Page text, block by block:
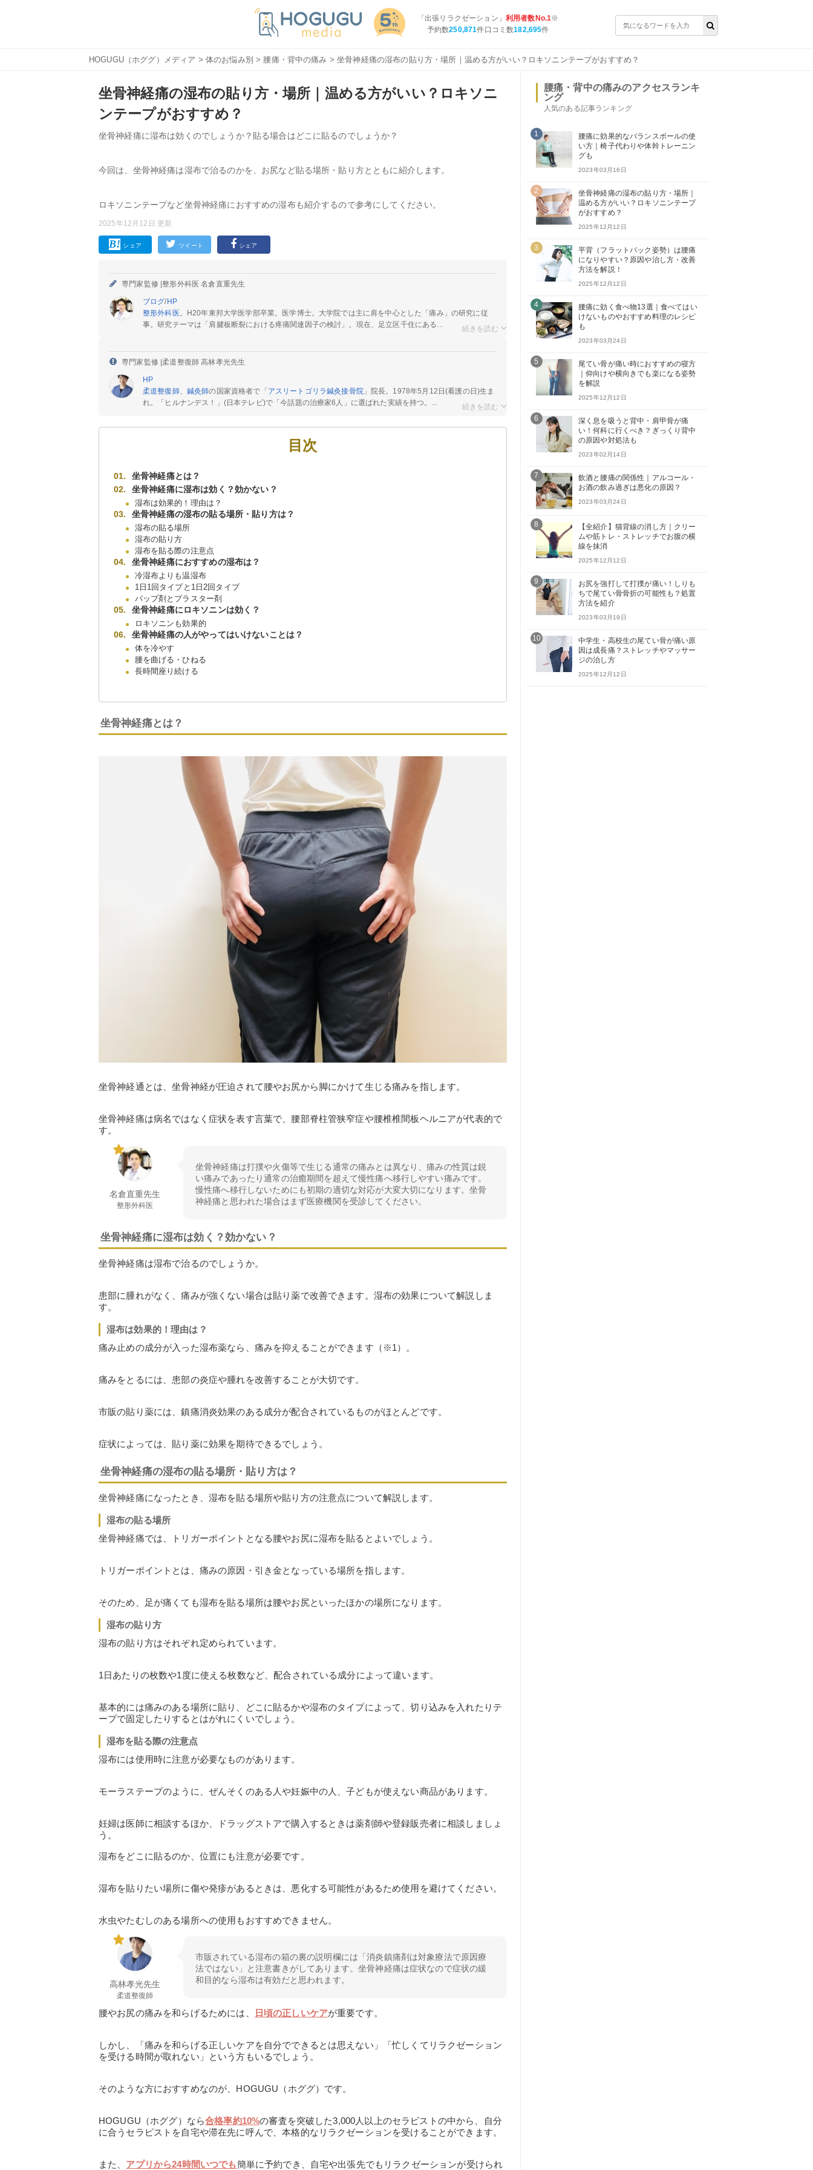
「出張リラクゼーション」 利用者数No.1※
予約数250,871件口コミ数182,695件
HOGUGU（ホググ）メディア > 体のお悩み別 > 腰痛・背中の痛み > 坐骨神経痛の湿布の貼り方・場所｜温める方がいい？ロキソニンテープがおすすめ？
坐骨神経痛の湿布の貼り方・場所｜温める方がいい？ロキソニ
ンテープがおすすめ？
坐骨神経痛に湿布は効くのでしょうか？貼る場合はどこに貼るのでしょうか？
今回は、坐骨神経痛は湿布で治るのかを、お尻など貼る場所・貼り方とともに紹介します。
ロキソニンテープなど坐骨神経痛におすすめの湿布も紹介するので参考にしてください。
2025年12月12日 更新
シェア ツイート シェア
専門家監修 |整形外科医 名倉直重先生
ブログ/HP
整形外科医。H20年東邦大学医学部卒業。医学博士。大学院では主に肩を中心とした「痛み」の研究に従
事。研究テーマは「肩腱板断裂における疼痛関連因子の検討」。現在、足立区千住にある...
専門家監修 |柔道整復師 高林孝光先生
HP
柔道整復師、 鍼灸師の国家資格者で「 アスリートゴリラ鍼灸接骨院」院長。1978年5月12日(看護の日)生ま
れ。「ヒルナンデス！」(日本テレビ)で「今話題の治療家6人」に選ばれた実績を持つ。...
目次
坐骨神経痛とは？
坐骨神経痛に湿布は効く？効かない？
湿布は効果的！理由は？
坐骨神経痛の湿布の貼る場所・貼り方は？
湿布の貼る場所
湿布の貼り方
湿布を貼る際の注意点
坐骨神経痛におすすめの湿布は？
冷湿布よりも温湿布
1日1回タイプと1日2回タイプ
パップ剤とプラスター剤
坐骨神経痛にロキソニンは効く？
ロキソニンも効果的
坐骨神経痛の人がやってはいけないことは？
体を冷やす
腰を曲げる・ひねる
長時間座り続ける
坐骨神経痛とは？
坐骨神経通とは、坐骨神経が圧迫されて腰やお尻から脚にかけて生じる痛みを指します。
坐骨神経痛は病名ではなく症状を表す言葉で、腰部脊柱管狭窄症や腰椎椎間板ヘルニアが代表的で
す。
名倉直重先生
整形外科医
坐骨神経痛は打撲や火傷等で生じる通常の痛みとは異なり、痛みの性質は鋭
い痛みであったり通常の治癒期間を超えて慢性痛へ移行しやすい痛みです。
慢性痛へ移行しないためにも初期の適切な対応が大変大切になります。坐骨
神経痛と思われた場合はまず医療機関を受診してください。
坐骨神経痛に湿布は効く？効かない？
坐骨神経痛は湿布で治るのでしょうか。
患部に腫れがなく、痛みが強くない場合は貼り薬で改善できます。湿布の効果について解説しま
す。
湿布は効果的！理由は？
痛み止めの成分が入った湿布薬なら、痛みを抑えることができます（※1）。
痛みをとるには、患部の炎症や腫れを改善することが大切です。
市販の貼り薬には、鎮痛消炎効果のある成分が配合されているものがほとんどです。
症状によっては、貼り薬に効果を期待できるでしょう。
坐骨神経痛の湿布の貼る場所・貼り方は？
坐骨神経痛になったとき、湿布を貼る場所や貼り方の注意点について解説します。
湿布の貼る場所
坐骨神経痛では、トリガーポイントとなる腰やお尻に湿布を貼るとよいでしょう。
トリガーポイントとは、痛みの原因・引き金となっている場所を指します。
そのため、足が痛くても湿布を貼る場所は腰やお尻といったほかの場所になります。
湿布の貼り方
湿布の貼り方はそれぞれ定められています。
1日あたりの枚数や1度に使える枚数など、配合されている成分によって違います。
基本的には痛みのある場所に貼り、どこに貼るかや湿布のタイプによって、切り込みを入れたりテ
ープで固定したりするとはがれにくいでしょう。
湿布を貼る際の注意点
湿布には使用時に注意が必要なものがあります。
モーラステープのように、ぜんそくのある人や妊娠中の人、子どもが使えない商品があります。
妊婦は医師に相談するほか、ドラッグストアで購入するときは薬剤師や登録販売者に相談しましょ
う。
湿布をどこに貼るのか、位置にも注意が必要です。
湿布を貼りたい場所に傷や発疹があるときは、悪化する可能性があるため使用を避けてください。
水虫やたむしのある場所への使用もおすすめできません。
高林孝光先生
柔道整復師
市販されている湿布の箱の裏の説明欄には「消炎鎮痛剤は対象療法で原因療
法ではない」と注意書きがしてあります。坐骨神経痛は症状なので症状の緩
和目的なら湿布は有効だと思われます。
腰やお尻の痛みを和らげるためには、 日頃の正しいケアが重要です。
しかし、「痛みを和らげる正しいケアを自分でできるとは思えない」「忙しくてリラクゼーション
を受ける時間が取れない」という方もいるでしょう。
そのような方におすすめなのが、HOGUGU（ホググ）です。
HOGUGU（ホググ）なら合格率約10%の審査を突破した3,000人以上のセラピストの中から、自分
に合うセラピストを自宅や滞在先に呼んで、本格的なリラクゼーションを受けることができます。
また、 アプリから24時間いつでも簡単に予約でき、自宅や出張先でもリラクゼーションが受けられ
腰痛・背中の痛みのアクセスランキ
ング
人気のある記事ランキング
1
腰痛に効果的なバランスボールの使
い方｜椅子代わりや体幹トレーニン
グも
2023年03月16日
2
坐骨神経痛の湿布の貼り方・場所｜
温める方がいい？ロキソニンテープ
がおすすめ？
2025年12月12日
3
平背（フラットバック姿勢）は腰痛
になりやすい？原因や治し方・改善
方法を解説！
2025年12月12日
4
腰痛に効く食べ物13選｜食べてはい
けないものやおすすめ料理のレシピ
も
2023年03月24日
5
尾てい骨が痛い時におすすめの寝方
｜仰向けや横向きでも楽になる姿勢
を解説
2025年12月12日
6
深く息を吸うと背中・肩甲骨が痛
い！何科に行くべき？ぎっくり背中
の原因や対処法も
2023年02月14日
7
飲酒と腰痛の関係性｜アルコール・
お酒の飲み過ぎは悪化の原因？
2023年03月24日
8
【全紹介】猫背線の消し方｜クリー
ムや筋トレ・ストレッチでお腹の横
線を抹消
2025年12月12日
9
お尻を強打して打撲が痛い！しりも
ちで尾てい骨骨折の可能性も？処置
方法を紹介
2023年03月19日
10
中学生・高校生の尾てい骨が痛い原
因は成長痛？ストレッチやマッサー
ジの治し方
2025年12月12日